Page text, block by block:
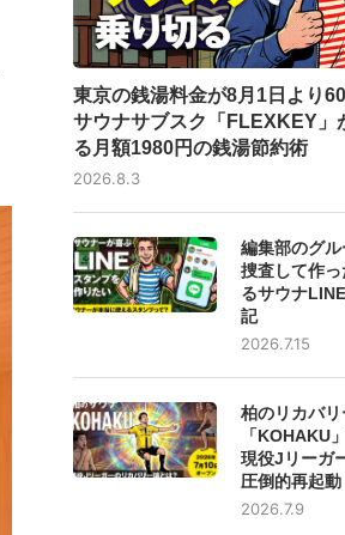
東京の銭湯料金が8月1日より
サウナサブスク「FLEXKEY」
る月額1980円の銭湯節約術
2026.8.3
編集部のグ
捜査して作っ
るサウナ
記
2026.7.15
柏のリカバ
「KOHAKU
現役Jリーガ
圧倒的再起動
2026.7.9